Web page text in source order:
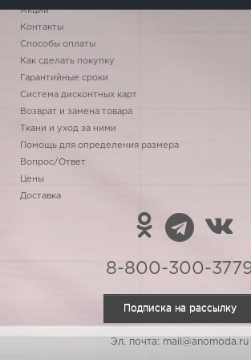
Акции
Контакты
Способы оплаты
Как сделать покупку
Гарантийные сроки
Система дисконтных карт
Возврат и замена товара
Ткани и уход за ними
Помощь для определения размера
Вопрос/Ответ
Цены
Доставка
8-800-300-
Подписка на рассылку
Эл. почта: mail@anomoda.ru